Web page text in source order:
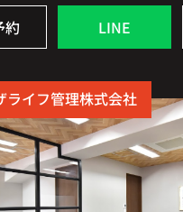
約 LINE
ライフ管理株式会社